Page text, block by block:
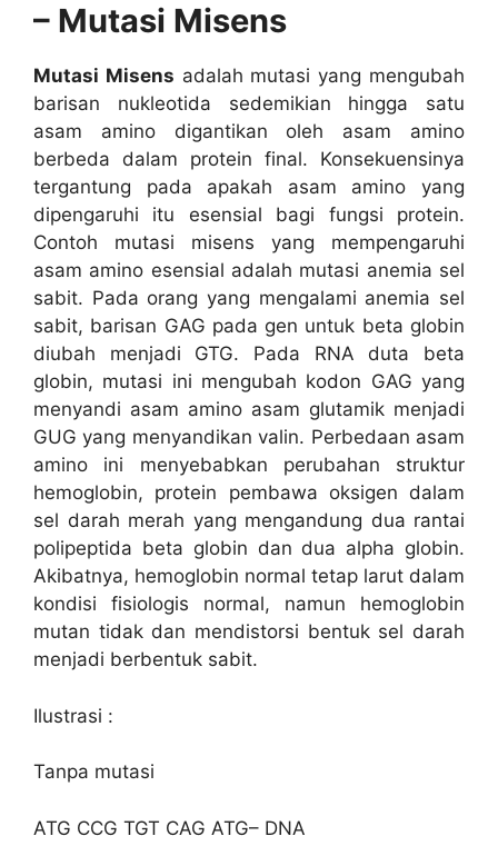
– Mutasi Misens
Mutasi Misens adalah mutasi yang mengubah
barisan nukleotida sedemikian hingga satu
asam amino digantikan oleh asam amino
berbeda dalam protein final. Konsekuensinya
tergantung pada apakah asam amino yang
dipengaruhi itu esensial bagi fungsi protein.
Contoh mutasi misens yang mempengaruhi
asam amino esensial adalah mutasi anemia sel
sabit. Pada orang yang mengalami anemia sel
sabit, barisan GAG pada gen untuk beta globin
diubah menjadi GTG. Pada RNA duta beta
globin, mutasi ini mengubah kodon GAG yang
menyandi asam amino asam glutamik menjadi
GUG yang menyandikan valin. Perbedaan asam
amino ini menyebabkan perubahan struktur
hemoglobin, protein pembawa oksigen dalam
sel darah merah yang mengandung dua rantai
polipeptida beta globin dan dua alpha globin.
Akibatnya, hemoglobin normal tetap larut dalam
kondisi fisiologis normal, namun hemoglobin
mutan tidak dan mendistorsi bentuk sel darah
menjadi berbentuk sabit.
Ilustrasi :
Tanpa mutasi
ATG CCG TGT CAG ATG– DNA